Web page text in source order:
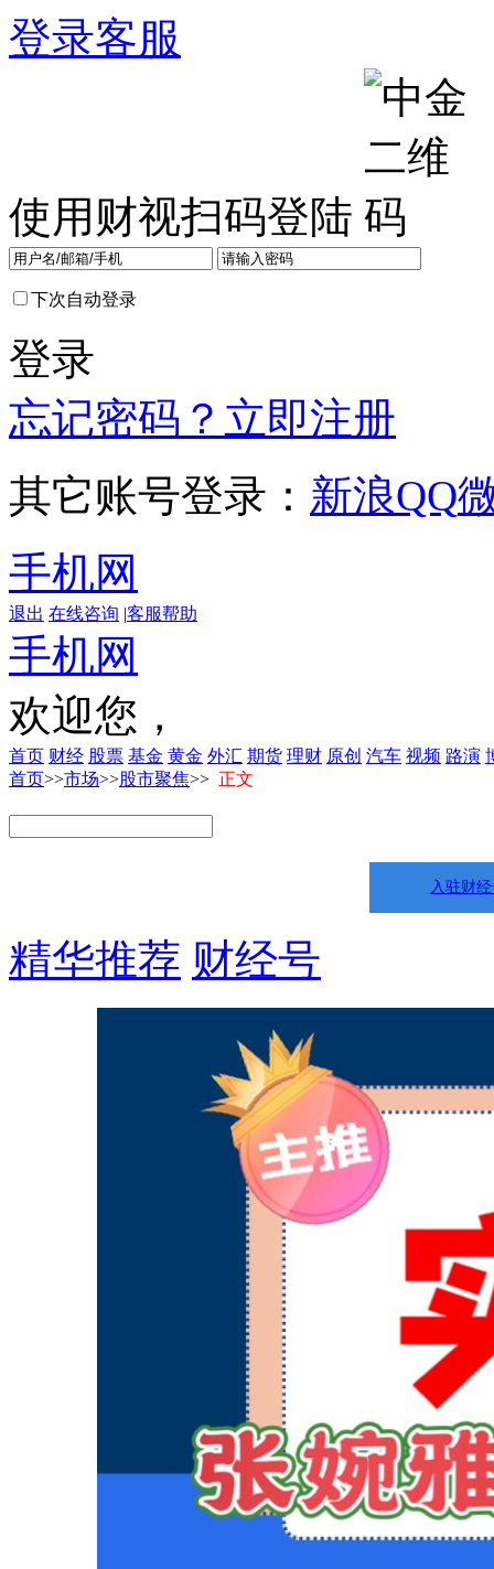
登录客服
使用财视扫码登陆
下次自动登录
登录
忘记密码？ 立即注册
其它账号登录： 新浪QQ
手机网
退出 在线咨询 |客服帮助
手机网
欢迎您，
首页 财经 股票 基金 黄金 外汇 期货 理财 原创 汽车 视频 路演
首页>>市场>>股市聚焦>> 正文
入驻财
精华推荐 财经号